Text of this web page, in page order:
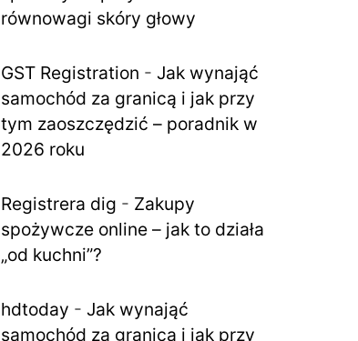
równowagi skóry głowy
GST Registration - Jak wynająć
samochód za granicą i jak przy
tym zaoszczędzić – poradnik w
2026 roku
Registrera dig - Zakupy
spożywcze online – jak to działa
„od kuchni”?
hdtoday - Jak wynająć
samochód za granicą i jak przy